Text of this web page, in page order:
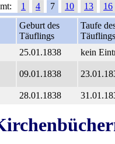
1 4 7 10 13
16
Geburt des
Täuflings
Taufe
Täuflings
25.01.1838 kein
09.01.1838
28.01.1838